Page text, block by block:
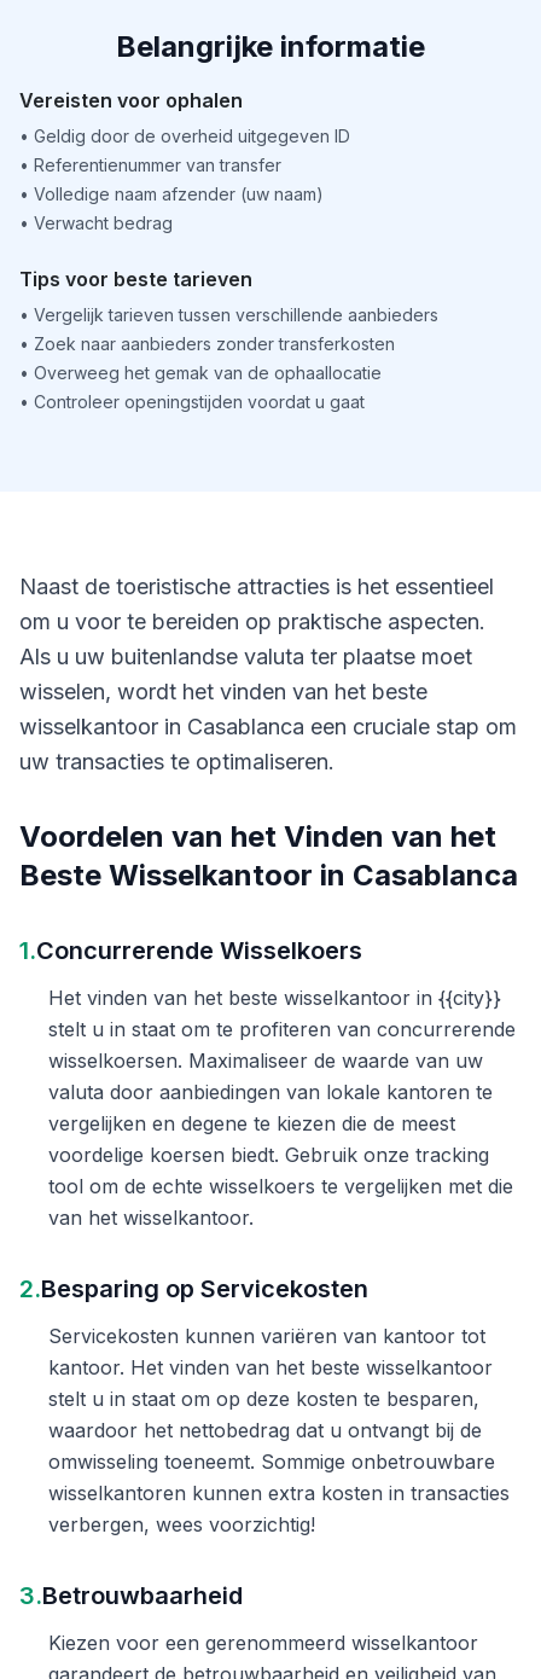
Belangrijke informatie
Vereisten voor ophalen
• Geldig door de overheid uitgegeven ID
• Referentienummer van transfer
• Volledige naam afzender (uw naam)
• Verwacht bedrag
Tips voor beste tarieven
• Vergelijk tarieven tussen verschillende aanbieders
• Zoek naar aanbieders zonder transferkosten
• Overweeg het gemak van de ophaallocatie
• Controleer openingstijden voordat u gaat
Naast de toeristische attracties is het essentieel
om u voor te bereiden op praktische aspecten.
Als u uw buitenlandse valuta ter plaatse moet
wisselen, wordt het vinden van het beste
wisselkantoor in Casablanca een cruciale stap om
uw transacties te optimaliseren.
Voordelen van het Vinden van het
Beste Wisselkantoor in Casablanca
1.Concurrerende Wisselkoers
Het vinden van het beste wisselkantoor in {{city}}
stelt u in staat om te profiteren van concurrerende
wisselkoersen. Maximaliseer de waarde van uw
valuta door aanbiedingen van lokale kantoren te
vergelijken en degene te kiezen die de meest
voordelige koersen biedt. Gebruik onze tracking
tool om de echte wisselkoers te vergelijken met die
van het wisselkantoor.
2.Besparing op Servicekosten
Servicekosten kunnen variëren van kantoor tot
kantoor. Het vinden van het beste wisselkantoor
stelt u in staat om op deze kosten te besparen,
waardoor het nettobedrag dat u ontvangt bij de
omwisseling toeneemt. Sommige onbetrouwbare
wisselkantoren kunnen extra kosten in transacties
verbergen, wees voorzichtig!
3.Betrouwbaarheid
Kiezen voor een gerenommeerd wisselkantoor
garandeert de betrouwbaarheid en veiligheid van